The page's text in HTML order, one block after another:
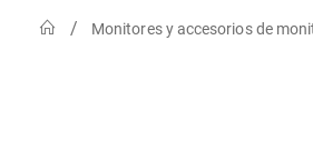
Monitores y accesorios de